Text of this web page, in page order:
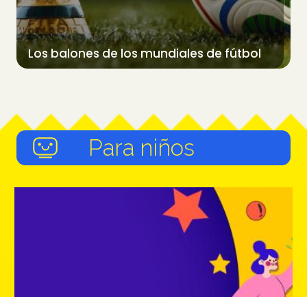
Los balones de los mundiales de fútbol
Para niños